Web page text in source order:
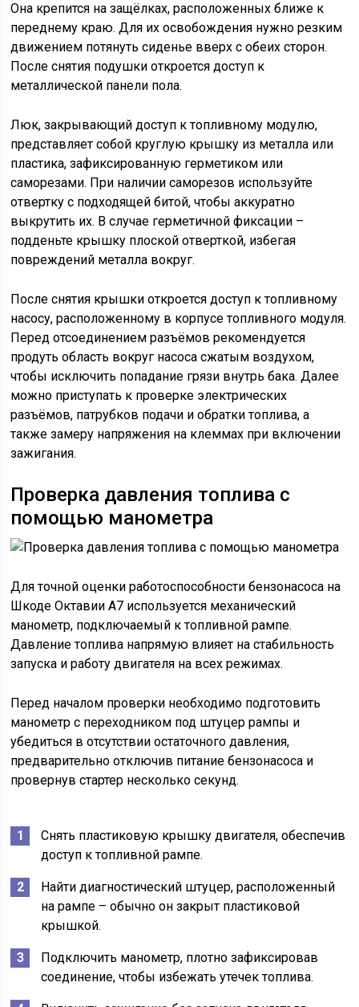
Она крепится на защёлках, расположенных ближе к
переднему краю. Для их освобождения нужно резким
движением потянуть сиденье вверх с обеих сторон.
После снятия подушки откроется доступ к
металлической панели пола.
Люк, закрывающий доступ к топливному модулю,
представляет собой круглую крышку из металла или
пластика, зафиксированную герметиком или
саморезами. При наличии саморезов используйте
отвертку с подходящей битой, чтобы аккуратно
выкрутить их. В случае герметичной фиксации –
подденьте крышку плоской отверткой, избегая
повреждений металла вокруг.
После снятия крышки откроется доступ к топливному
насосу, расположенному в корпусе топливного модуля.
Перед отсоединением разъёмов рекомендуется
продуть область вокруг насоса сжатым воздухом,
чтобы исключить попадание грязи внутрь бака. Далее
можно приступать к проверке электрических
разъёмов, патрубков подачи и обратки топлива, а
также замеру напряжения на клеммах при включении
зажигания.
Проверка давления топлива с
помощью манометра
Для точной оценки работоспособности бензонасоса на
Шкоде Октавии А7 используется механический
манометр, подключаемый к топливной рампе.
Давление топлива напрямую влияет на стабильность
запуска и работу двигателя на всех режимах.
Перед началом проверки необходимо подготовить
манометр с переходником под штуцер рампы и
убедиться в отсутствии остаточного давления,
предварительно отключив питание бензонасоса и
провернув стартер несколько секунд.
Снять пластиковую крышку двигателя, обеспечив
доступ к топливной рампе.
Найти диагностический штуцер, расположенный
на рампе – обычно он закрыт пластиковой
крышкой.
Подключить манометр, плотно зафиксировав
соединение, чтобы избежать утечек топлива.